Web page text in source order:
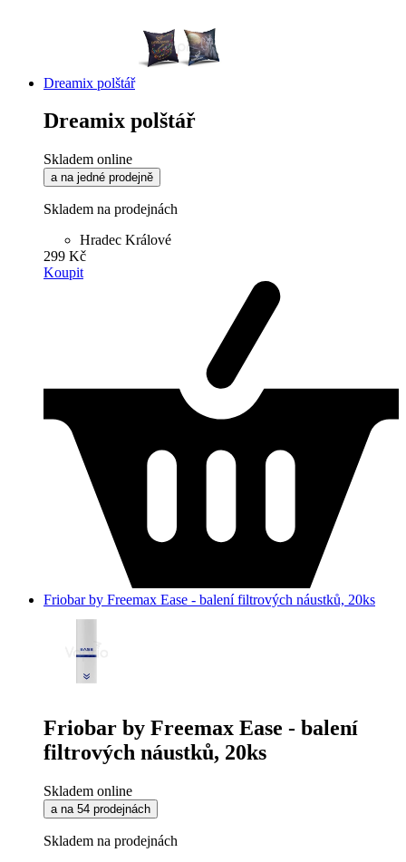
Dreamix polštář
Dreamix polštář
Skladem online
a na jedné prodejně
Skladem na prodejnách
Hradec Králové
299 Kč
Koupit
Friobar by Freemax Ease - balení filtrových náustků, 20ks
Friobar by Freemax Ease - balení
filtrových náustků, 20ks
Skladem online
a na 54 prodejnách
Skladem na prodejnách